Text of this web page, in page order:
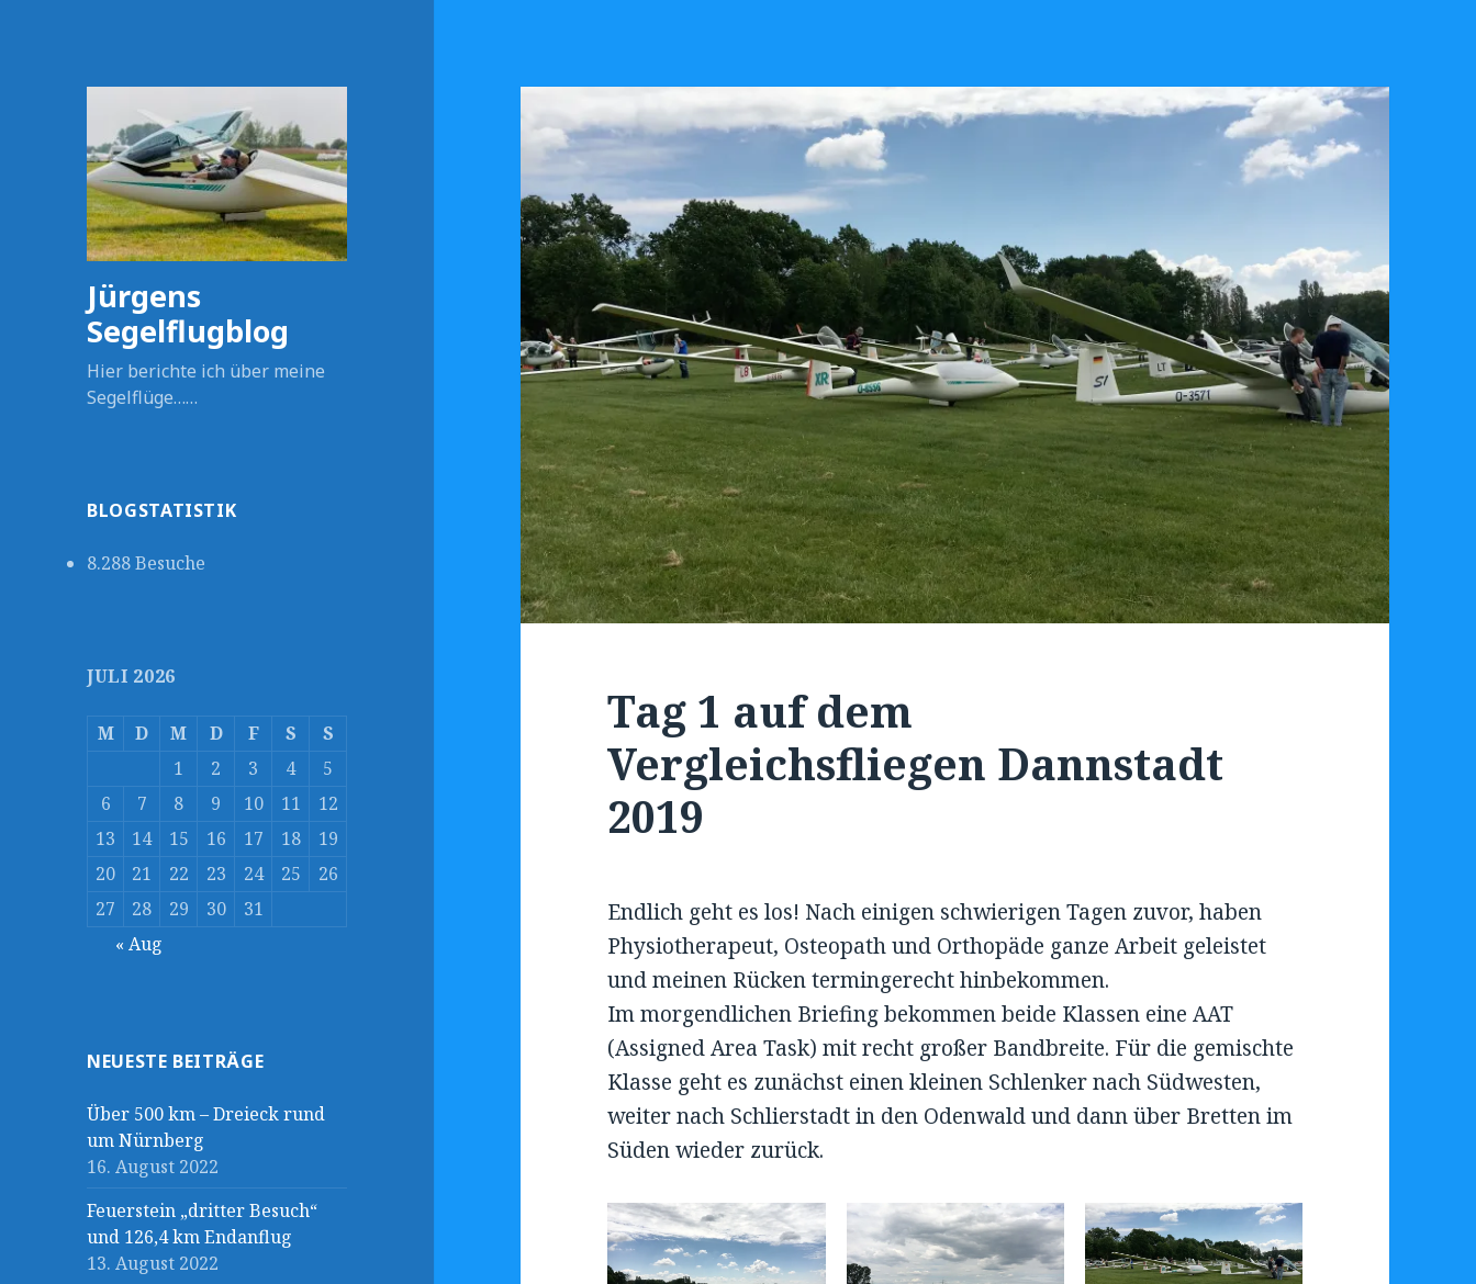
Jürgens
Segelflugblog
Hier berichte ich über meine
Segelflüge……
BLOGSTATISTIK
8.288 Besuche
JULI 2026
M D M D F S
S
1
2 3 4
5
6
7 8 9 10 11
12
13
14 15 16 17 18
19
20
21 22 23 24 25
26
27
28 29 30
31
« Aug
NEUESTE BEITRÄGE
Über 500 km – Dreieck rund
um Nürnberg
16. August 2022
Feuerstein „dritter Besuch“
und 126,4 km Endanflug
13. August 2022
Tag 1 auf dem
Vergleichsfliegen Dannstadt
2019
Endlich geht es los! Nach einigen schwierigen Tagen zuvor, haben
Physiotherapeut, Osteopath und Orthopäde ganze Arbeit geleistet
und meinen Rücken termingerecht hinbekommen.
Im morgendlichen Briefing bekommen beide Klassen eine AAT
(Assigned Area Task) mit recht großer Bandbreite. Für die gemischte
Klasse geht es zunächst einen kleinen Schlenker nach Südwesten,
weiter nach Schlierstadt in den Odenwald und dann über Bretten im
Süden wieder zurück.